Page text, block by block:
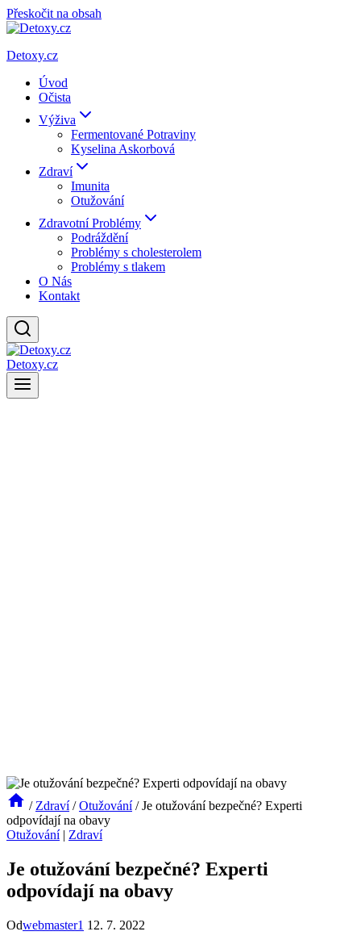
Přeskočit na obsah
Detoxy.cz
Úvod
Očista
Výživa
Fermentované Potraviny
Kyselina Askorbová
Zdraví
Imunita
Otužování
Zdravotní Problémy
Podráždění
Problémy s cholesterolem
Problémy s tlakem
O Nás
Kontakt
Detoxy.cz
/ Zdraví / Otužování / Je otužování bezpečné? Experti
odpovídají na obavy
Otužování| Zdraví
Je otužování bezpečné? Experti
odpovídají na obavy
Odwebmaster1 12. 7. 2022